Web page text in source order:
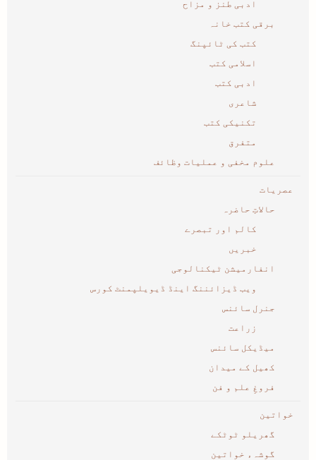
ادبی طنز و مزاح
برقی کتب خانہ
کتب کی ٹائپنگ
اسلامی کتب
ادبی کتب
شاعری
تکنیکی کتب
متفرق
علوم مخفی و عملیات وظائف
عصریات
حالاتِ حاضرہ
کالم اور تبصرے
خبریں
انفارمیشن ٹیکنالوجی
ویب ڈیزائننگ اینڈ ڈیویلپمنٹ کورس
جنرل سائنس
زراعت
میڈیکل سائنس
کھیل کے میدان
فروغِ علم و فن
خواتین
گھریلو ٹوٹکے
گوشہء خواتین